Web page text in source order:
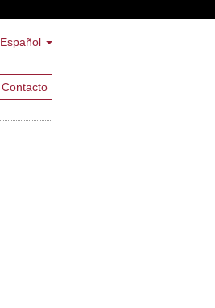
Español
Contacto